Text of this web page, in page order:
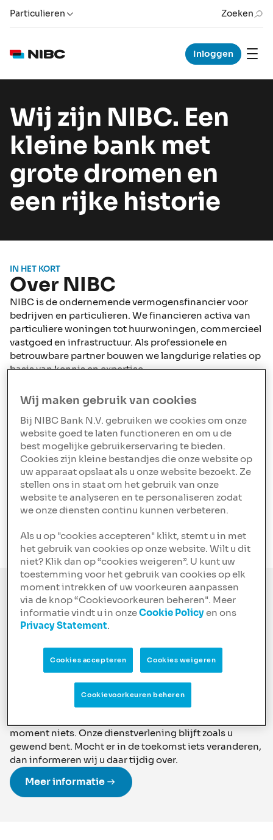
Particulieren Zoeken
Inloggen
Wij zijn NIBC. Een
kleine bank met
grote dromen en
een rijke historie
IN HET KORT
Over NIBC
NIBC is de ondernemende vermogensfinancier voor
bedrijven en particulieren. We financieren activa van
particuliere woningen tot huurwoningen, commercieel
vastgoed en infrastructuur. Als professionele en
betrouwbare partner bouwen we langdurige relaties op
basis van kennis en expertise.
toegewijd om altijd een verschil te maken, voor onze
klanten en voor de samenleving om ons heen. Met bijna
80 jaar ervaring ondersteunen we onze klanten bij het
realiseren van hun ambities en helpen we actief mee
aan de bouw van een duurzame, veerkrachtige en
inclusieve samenleving voor toekomstige generaties.
NIBC heeft meer dan 600 medewerkers in dienst en
het hoofdkantoor is gevestigd in Den Haag, Nederland.
Europa.
Overname NIBC door
ABN AMRO afgerond
AMRO succesvol afgerond. Na de eerdere
aankondiging op 12 november 2025 zijn inmiddels alle
noodzakelijke goedkeuringen en voorwaarden vervuld.
NIBC is nu officieel onderdeel van ABN AMRO.
moment niets. Onze dienstverlening blijft zoals u
gewend bent. Mocht er in de toekomst iets veranderen,
dan informeren wij u daar tijdig over.
Meer informatie
Wij maken gebruik van cookies
Bij NIBC Bank N.V. gebruiken we cookies om onze
website goed te laten functioneren en om u de
best mogelijke gebruikerservaring te bieden.
Cookies zijn kleine bestandjes die onze website op
uw apparaat opslaat als u onze website bezoekt. Ze
stellen ons in staat om het gebruik van onze
website te analyseren en te personaliseren zodat
we onze diensten continu kunnen verbeteren.
Als u op "cookies accepteren" klikt, stemt u in met
het gebruik van cookies op onze website. Wilt u dit
niet? Klik dan op “cookies weigeren”. U kunt uw
toestemming voor het gebruik van cookies op elk
moment intrekken of uw voorkeuren aanpassen
via de knop “Cookievoorkeuren beheren". Meer
informatie vindt u in onzeCookie Policyen ons
Privacy Statement.
Cookies accepteren Cookies weigeren
Cookievoorkeuren beheren